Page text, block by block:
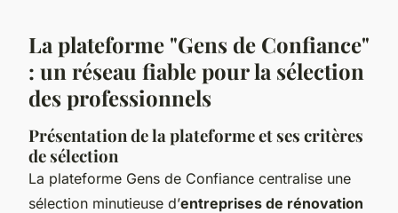
La plateforme "Gens de Confiance"
: un réseau fiable pour la sélection
des professionnels
Présentation de la plateforme et ses critères
de sélection
La plateforme Gens de Confiance centralise une
sélection minutieuse d’entreprises de rénovation